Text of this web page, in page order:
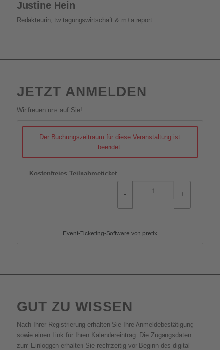
Justine Hein
Redakteurin, tw tagungswirtschaft & m+a report
JETZT ANMELDEN
Wir freuen uns auf Sie!
Der Buchungszeitraum für diese Veranstaltung ist
beendet.
Kostenfreies Teilnahmeticket
- +
Event-Ticketing-Software von pretix
GUT ZU WISSEN
Nach Ihrer Registrierung erhalten Sie Ihre Anmeldebestätigung
sowie einen Link für Ihren Kalendereintrag. Die Zugangsdaten
zum Einloggen erhalten Sie rechtzeitig vor Beginn des digital